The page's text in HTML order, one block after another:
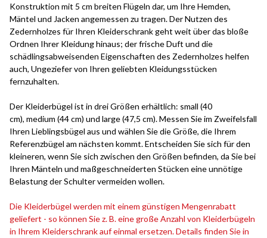
Konstruktion mit 5 cm breiten Flügeln dar, um Ihre Hemden,
Mäntel und Jacken angemessen zu tragen. Der Nutzen des
Zedernholzes für Ihren Kleiderschrank geht weit über das bloße
Ordnen Ihrer Kleidung hinaus; der frische Duft und die
schädlingsabweisenden Eigenschaften des Zedernholzes helfen
auch, Ungeziefer von Ihren geliebten Kleidungsstücken
fernzuhalten.
Der Kleiderbügel ist in drei Größen erhältlich: small (40
cm), medium (44 cm) und large (47,5 cm). Messen Sie im Zweifelsfall
Ihren Lieblingsbügel aus und wählen Sie die Größe, die Ihrem
Referenzbügel am nächsten kommt. Entscheiden Sie sich für den
kleineren, wenn Sie sich zwischen den Größen befinden, da Sie bei
Ihren Mänteln und maßgeschneiderten Stücken eine unnötige
Belastung der Schulter vermeiden wollen.
Die Kleiderbügel werden mit einem günstigen Mengenrabatt
geliefert - so können Sie z. B. eine große Anzahl von Kleiderbügeln
in Ihrem Kleiderschrank auf einmal ersetzen. Details finden Sie in